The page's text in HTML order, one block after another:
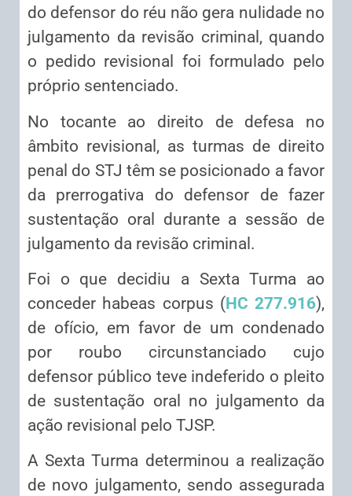
do defensor do réu não gera nulidade no
julgamento da revisão criminal, quando
o pedido revisional foi formulado pelo
próprio sentenciado.
No tocante ao direito de defesa no
âmbito revisional, as turmas de direito
penal do STJ têm se posicionado a favor
da prerrogativa do defensor de fazer
sustentação oral durante a sessão de
julgamento da revisão criminal.
Foi o que decidiu a Sexta Turma ao
conceder habeas corpus (HC 277.916),
de ofício, em favor de um condenado
por roubo circunstanciado cujo
defensor público teve indeferido o pleito
de sustentação oral no julgamento da
ação revisional pelo TJSP.
A Sexta Turma determinou a realização
de novo julgamento, sendo assegurada